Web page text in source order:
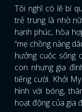
Tôi nghĩ có lẽ bí
trẻ trung là nhờ
hạnh phúc, hòa
“mẹ chồng nàng
hưởng cuộc sống
con nhưng gia
tiếng cười. Khởi
hình với bóng,
hoạt động của gia